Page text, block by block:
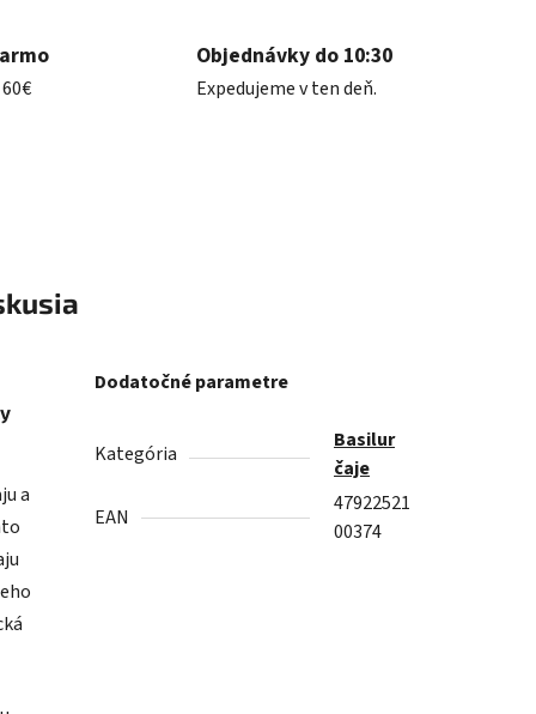
Objednávky do 10:30
Expedujeme v ten deň.
a
Dodatočné parametre
Kategória
Basilur
čaje
EAN
47922521
00374